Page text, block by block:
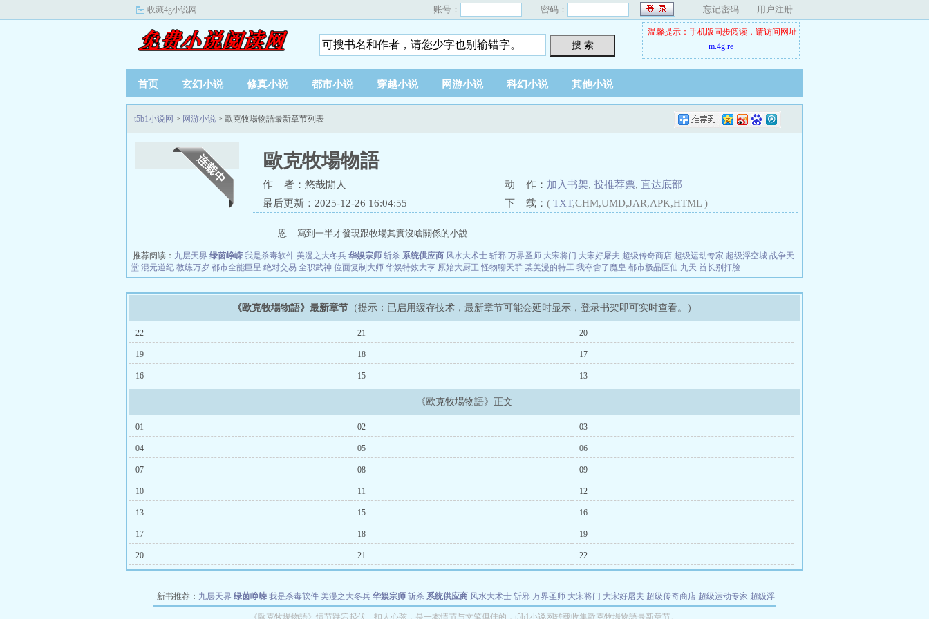
收藏4g小说网 账号： 密码： 忘记密码 用户注册
搜 索
温馨提示：手机版同步阅读，请访问网址
m.4g.re
首页 玄幻小说 修真小说 都市小说 穿越小说 网游小说 科幻小说 其他小说
t5b1小说网 > 网游小说 > 歐克牧場物語最新章节列表
歐克牧場物語
作 者：悠哉閒人 动 作： 加入书架, 投推荐票, 直达底部
最后更新：2025-12-26 16:04:55
下 载： ( TXT,CHM,UMD,JAR,APK,HTML )
恩.....寫到一半才發現跟牧場其實沒啥關係的小說...
推荐阅读： 九层天界 绿茵峥嵘 我是杀毒软件 美漫之大冬兵 华娱宗师 斩杀 系统供应商 风水大术士 斩邪 万界圣师 大宋将门 大宋好屠夫 超级传奇商店 超级运动专家 超级浮空城 战争天
堂 混元道纪 教练万岁 都市全能巨星 绝对交易 全职武神 位面复制大师 华娱特效大亨 原始大厨王 怪物聊天群 某美漫的特工 我夺舍了魔皇 都市极品医仙 九天 酋长别打脸
《歐克牧場物語》最新章节 （提示：已启用缓存技术，最新章节可能会延时显示，登录书架即可实时查看。）
22 21 20
19 18 17
16 15 13
《歐克牧場物語》正文
01 02 03
04 05 06
07 08 09
10 11 12
13 15 16
17 18 19
20 21 22
新书推荐： 九层天界 绿茵峥嵘 我是杀毒软件 美漫之大冬兵 华娱宗师 斩杀 系统供应商 风水大术士 斩邪 万界圣师 大宋将门 大宋好屠夫 超级传奇商店 超级运动专家 超级浮
教练万岁 都市全能巨星 绝对交易 全职武神 位面复制大师 华娱特效大亨 原始大厨王 怪物聊天群 某美漫的特工 我夺舍了魔皇
《歐克牧場物語》情节跌宕起伏、扣人心弦，是一本情节与文笔俱佳的，t5b1小说网转载收集歐克牧場物語最新章节。